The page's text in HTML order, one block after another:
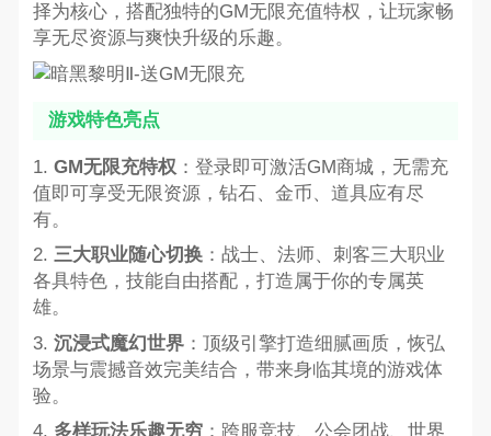
择为核心，搭配独特的GM无限充值特权，让玩家畅
享无尽资源与爽快升级的乐趣。
游戏特色亮点
1. GM无限充特权：登录即可激活GM商城，无需充
值即可享受无限资源，钻石、金币、道具应有尽
有。
2. 三大职业随心切换：战士、法师、刺客三大职业
各具特色，技能自由搭配，打造属于你的专属英
雄。
3. 沉浸式魔幻世界：顶级引擎打造细腻画质，恢弘
场景与震撼音效完美结合，带来身临其境的游戏体
验。
4. 多样玩法乐趣无穷：跨服竞技、公会团战、世界